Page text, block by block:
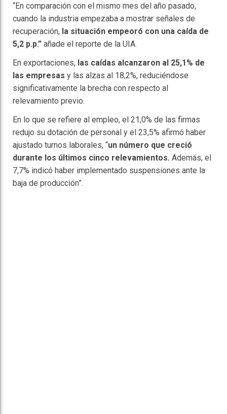
“En comparación con el mismo mes del año pasado,
cuando la industria empezaba a mostrar señales de
recuperación, la situación empeoró con una caída de
5,2 p.p.” añade el reporte de la UIA.
En exportaciones, las caídas alcanzaron al 25,1% de
las empresas y las alzas al 18,2%, reduciéndose
significativamente la brecha con respecto al
relevamiento previo.
En lo que se refiere al empleo, el 21,0% de las firmas
redujo su dotación de personal y el 23,5% afirmó haber
ajustado turnos laborales, “un número que creció
durante los últimos cinco relevamientos. Además, el
7,7% indicó haber implementado suspensiones ante la
baja de producción”.